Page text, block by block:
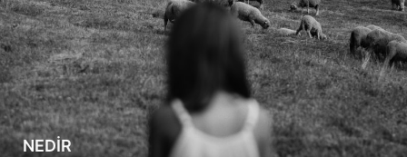
1
NEDIR